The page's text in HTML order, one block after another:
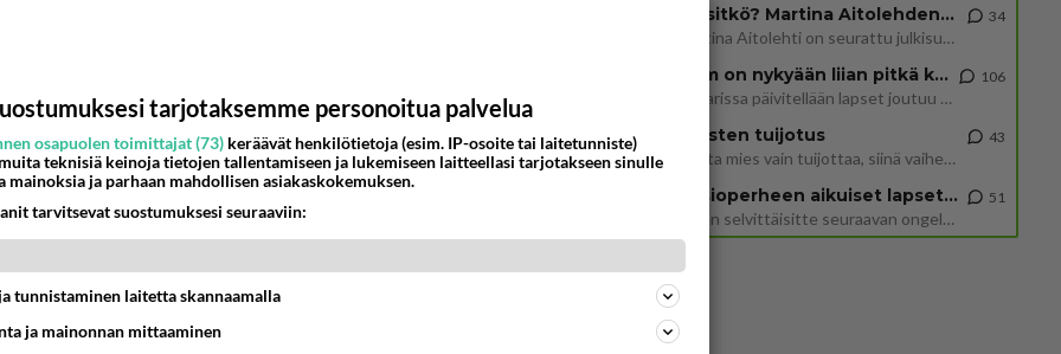
Kommentoi
02-28 08:47:17
Tiesitkö? Martina Aitolehden isäpuoli on tämä suosittu laulaja
Martina Aitolehti on seurattu julkisuuden henkilö. Lähipiiriin mahtuu muitakin tunnettuja henkilöitä. Tiesitkö, että Ma
34
2 km on nykyään liian pitkä koulumatka
Hesarissa päivitellään lapset joutuu nyt kulkemaan 2 km kouluun jösses. Ruostefillarilla tuo matka menee vaikka miten äk
106
Miesten tuijotus
Mutta mies vain tuijottaa, siinä vaiheessa käännän itse pään pois. Mikä juttu? Yleensä jos joku tuijottaa tai katsoo, hä
43
Uusioperheen aikuiset lapset tyhjentää jääkaapin käydessään
Miten selvittäisitte seuraavan ongelman, meillä on uusioperhe, minulla teini-ikäiset lapset ja puolisolla aikuiset, jotk
51
tarjotaksemme personoitua palvelua
osapuolen toimittajat (73) keräävät henkilötietoja (esim. IP-osoite tai laitetunniste)
teknisiä keinoja tietojen tallentamiseen ja lukemiseen laitteellasi tarjotakseen sinulle
ja parhaan mahdollisen asiakaskokemuksen.
tarvitsevat suostumuksesi seuraaviin:
tunnistaminen laitetta skannaamalla
ja mainonnan mittaaminen